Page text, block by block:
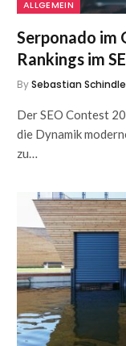
ALLGEMEIN
Serponado im
Rankings im
BySebastian
Der SEO Contest
die Dynamik
zu…